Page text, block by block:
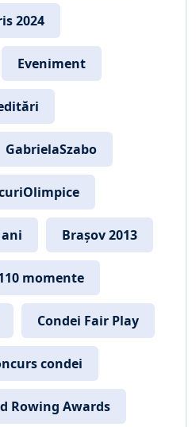
2024
Eveniment
GabrielaSzabo
ani Brașov 2013
momente
Condei Fair Play
condei
Rowing Awards